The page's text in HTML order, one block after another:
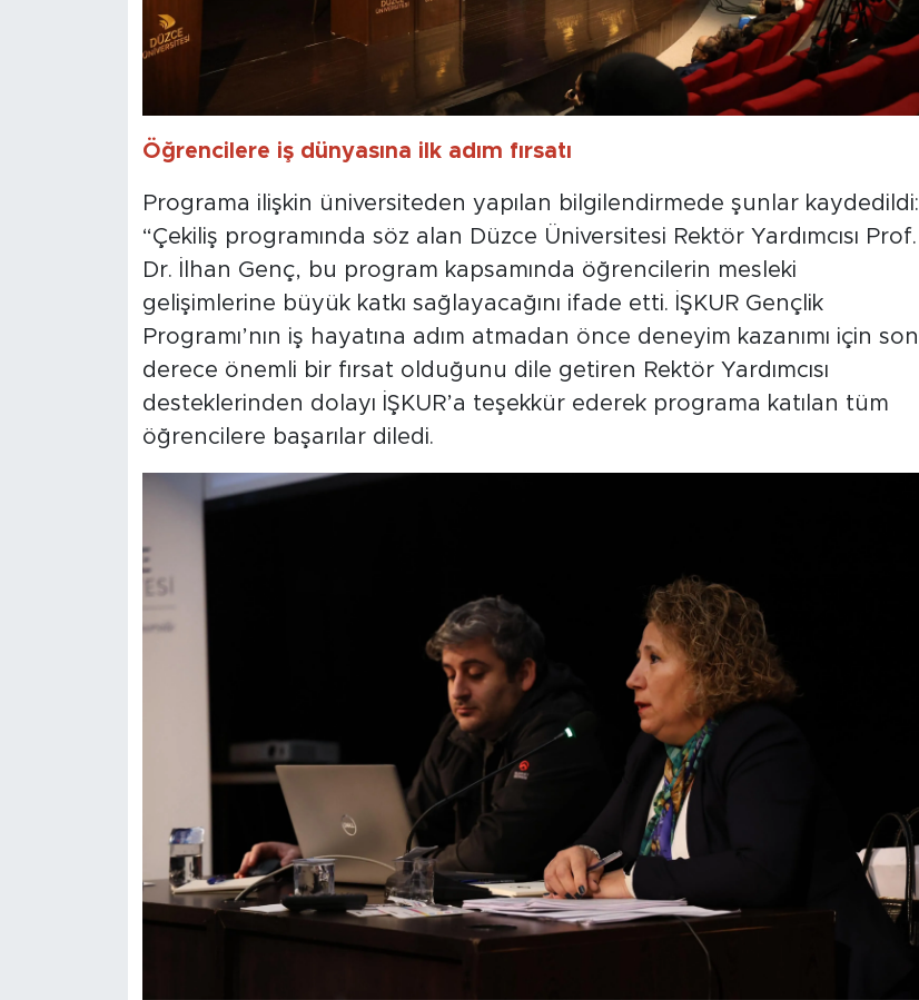
Öğrencilere iş dünyasına ilk adım fırsatı
Programa ilişkin üniversiteden yapılan bilgilendirmede şunlar kaydedildi:
“Çekiliş programında söz alan Düzce Üniversitesi Rektör Yardımcısı Prof.
Dr. İlhan Genç, bu program kapsamında öğrencilerin mesleki
gelişimlerine büyük katkı sağlayacağını ifade etti. İŞKUR Gençlik
Programı’nın iş hayatına adım atmadan önce deneyim kazanımı için son
derece önemli bir fırsat olduğunu dile getiren Rektör Yardımcısı
desteklerinden dolayı İŞKUR’a teşekkür ederek programa katılan tüm
öğrencilere başarılar diledi.